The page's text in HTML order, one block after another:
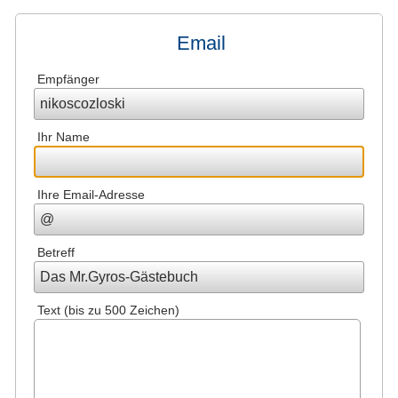
Email
Empfänger
Ihr Name
Ihre Email-Adresse
Betreff
Text (bis zu 500 Zeichen)